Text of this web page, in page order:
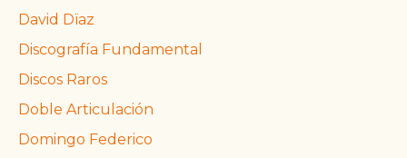
David Dïaz
Discografía Fundamental
Discos Raros
Doble Articulación
Domingo Federico